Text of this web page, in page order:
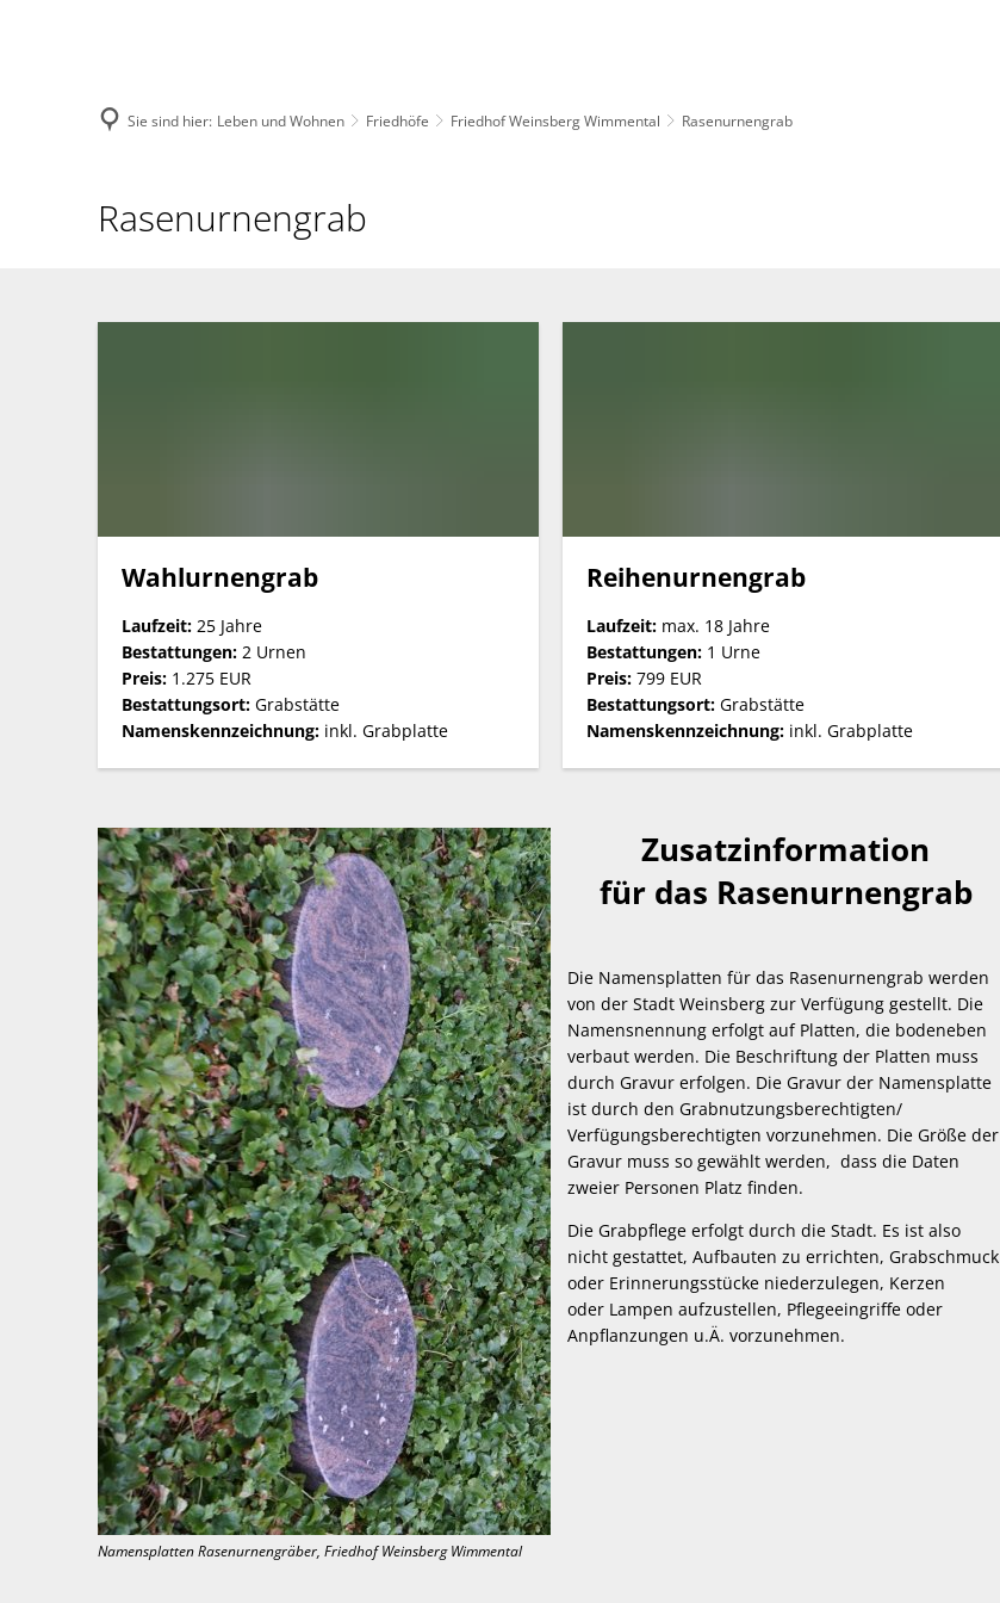
Sie sind hier: Leben und Wohnen Friedhöfe Friedhof Weinsberg Wimmental Rasenurnengrab
Rasenurnengrab
Rasenurnengrab
Wahlurnengrab
Laufzeit: 25 Jahre
Bestattungen: 2 Urnen
Preis: 1.275 EUR
Bestattungsort: Grabstätte
Namenskennzeichnung: inkl. Grabplatte
Reihenurnengrab
Laufzeit: max. 18 Jahre
Bestattungen: 1 Urne
Preis: 799 EUR
Bestattungsort: Grabstätte
Namenskennzeichnung: inkl. Grabplatte
Namensplatten Rasenurnengräber, Friedhof Weinsberg Wimmental
Zusatzinformation
für das Rasenurnengrab
Die Namensplatten für das Rasenurnengrab werden
von der Stadt Weinsberg zur Verfügung gestellt. Die
Namensnennung erfolgt auf Platten, die bodeneben
verbaut werden. Die Beschriftung der Platten muss
durch Gravur erfolgen. Die Gravur der Namensplatte
ist durch den Grabnutzungsberechtigten/
Verfügungsberechtigten vorzunehmen. Die Größe der
Gravur muss so gewählt werden, dass die Daten
zweier Personen Platz finden.
Die Grabpflege erfolgt durch die Stadt. Es ist also
nicht gestattet, Aufbauten zu errichten, Grabschmuck
oder Erinnerungsstücke niederzulegen, Kerzen
oder Lampen aufzustellen, Pflegeeingriffe oder
Anpflanzungen u.Ä. vorzunehmen.